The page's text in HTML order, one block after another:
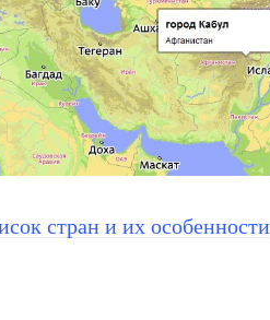
стран и их особенности